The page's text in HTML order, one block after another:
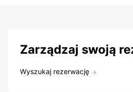
Zarządzaj swoją
Wyszukaj rezerwację